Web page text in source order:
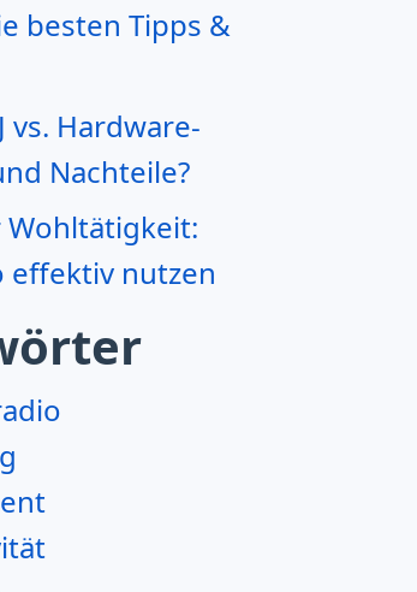
besten Tipps &
vs. Hardware-
Nachteile?
effektiv nutzen